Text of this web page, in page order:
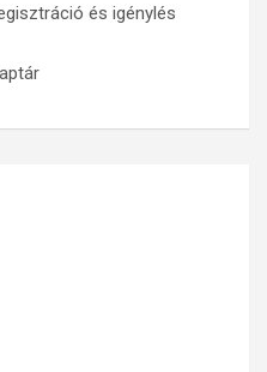
és igénylés